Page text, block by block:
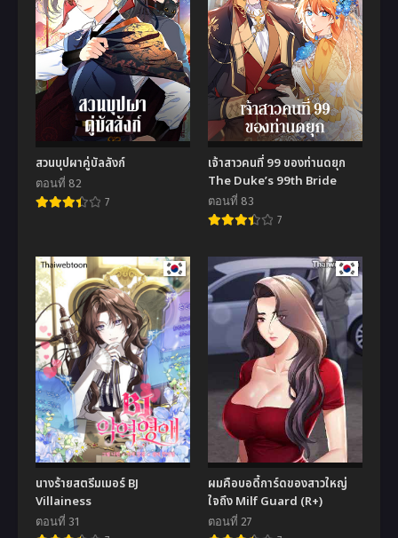
สวนบุปผาคู่บัลลังก์
ตอนที่ 82
7
เจ้าสาวคนที่ 99 ของท่านดยุก
The Duke’s 99th Bride
ตอนที่ 83
7
นางร้ายสตรีมเมอร์ BJ
Villainess
ตอนที่ 31
ผมคือบอดี้การ์ดของสาวใหญ่
ใจถึง Milf Guard (R+)
ตอนที่ 27